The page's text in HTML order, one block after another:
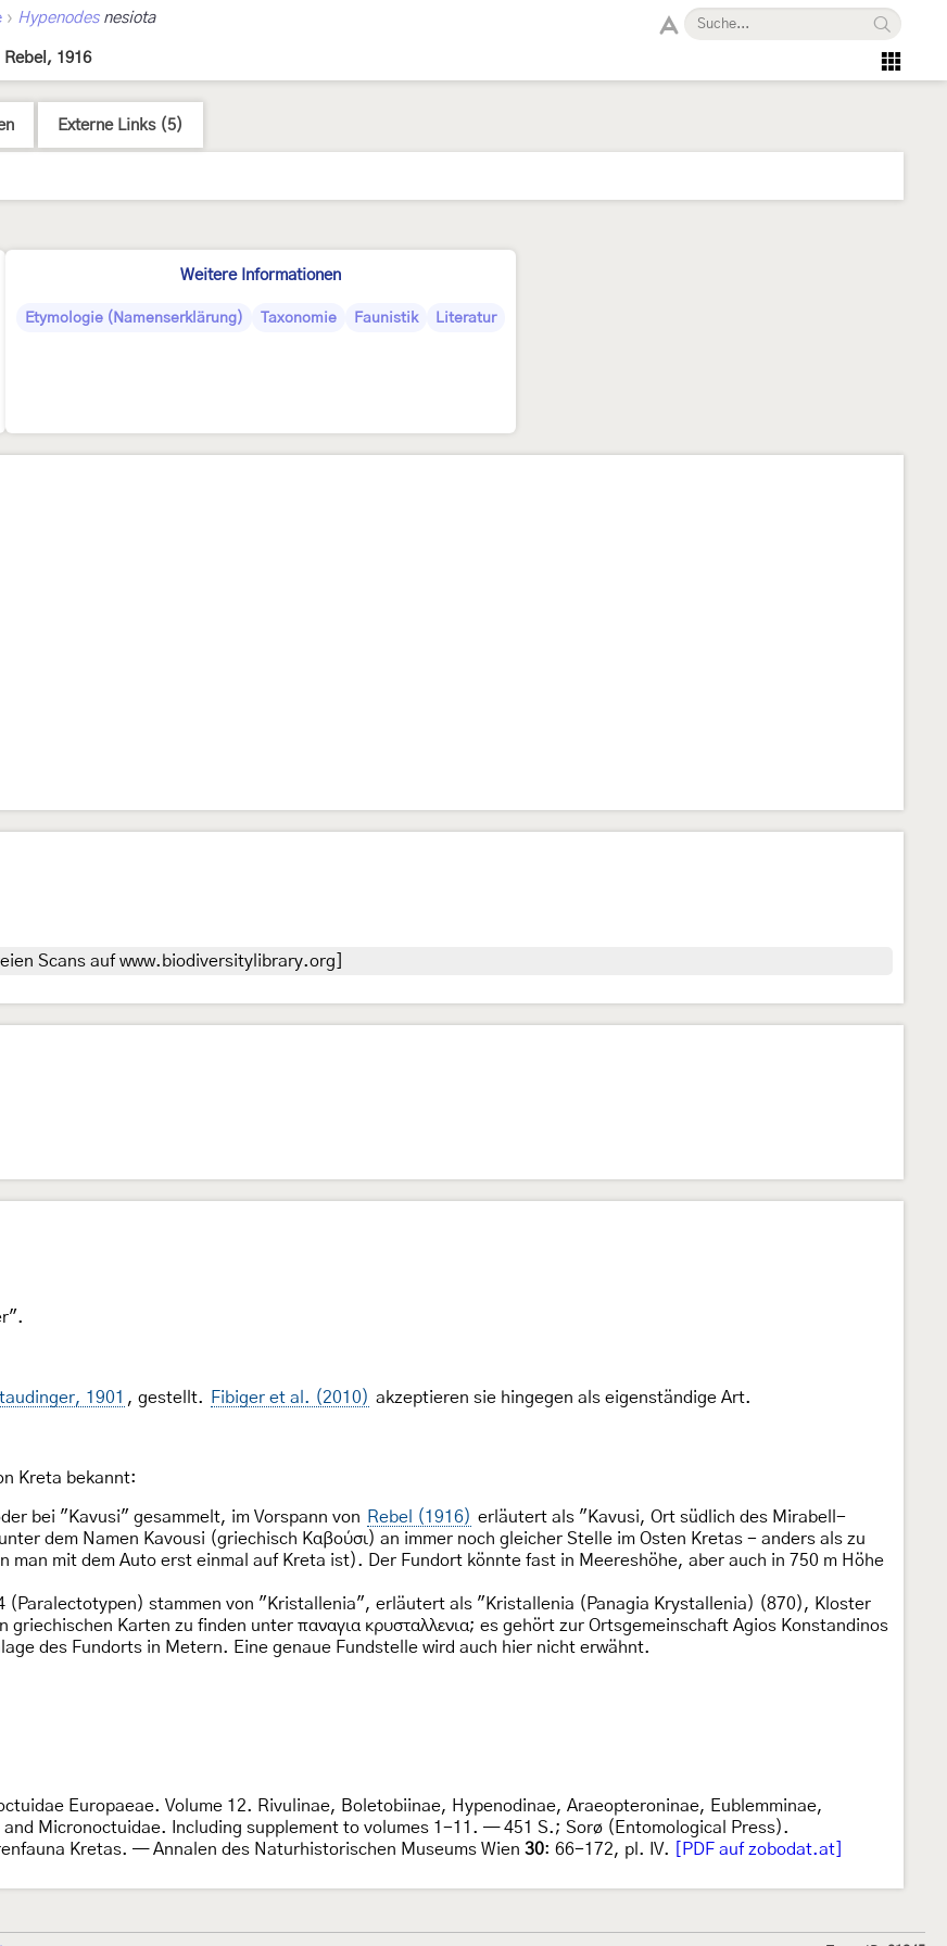
› Hypenodesnesiota
Rebel, 1916
Externe Links (5)
Weitere Informationen
Etymologie (Namenserklärung) Taxonomie Faunistik Literatur
Scans auf www.biodiversitylibrary.org]
1901 , gestellt. Fibiger et al. (2010) akzeptieren sie hingegen als eigenständige Art.
Kreta bekannt:
bei "Kavusi" gesammelt, im Vorspann von Rebel (1916) erläutert als "Kavusi, Ort südlich des Mirabell-
dem Namen Kavousi (griechisch Καβούσι) an immer noch gleicher Stelle im Osten Kretas - anders als zu
man mit dem Auto erst einmal auf Kreta ist). Der Fundort könnte fast in Meereshöhe, aber auch in 750 m Höhe
(Paralectotypen) stammen von "Kristallenia", erläutert als "Kristallenia (Panagia Krystallenia) (870), Kloster
Karten zu finden unter παναγια κρυσταλλενια; es gehört zur Ortsgemeinschaft Agios Konstandinos
des Fundorts in Metern. Eine genaue Fundstelle wird auch hier nicht erwähnt.
Europaeae. Volume 12. Rivulinae, Boletobiinae, Hypenodinae, Araeopteroninae, Eublemminae,
Micronoctuidae. Including supplement to volumes 1-11. — 451 S.; Sorø (Entomological Press).
Kretas. — Annalen des Naturhistorischen Museums Wien 30: 66-172, pl. IV. [PDF auf zobodat.at]